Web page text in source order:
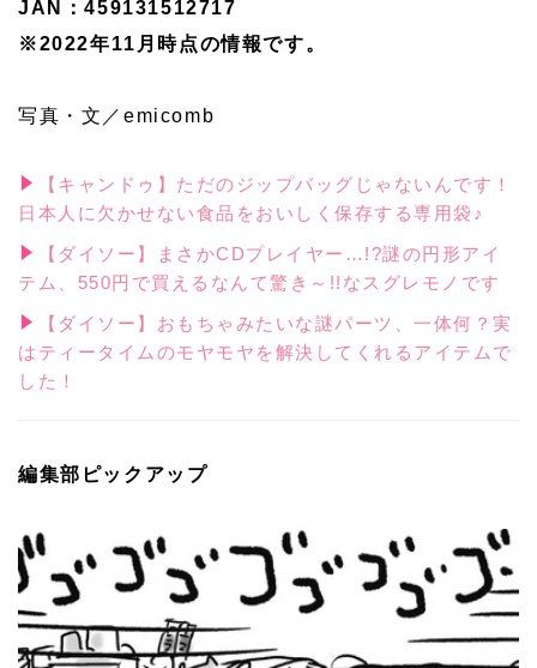
JAN：459131512717
※2022年11月時点の情報です。
写真・文／emicomb
【キャンドゥ】ただのジップバッグじゃないんです！
日本人に欠かせない食品をおいしく保存する専用袋♪
【ダイソー】まさかCDプレイヤー…!?謎の円形アイ
テム、550円で買えるなんて驚き～!!なスグレモノです
【ダイソー】おもちゃみたいな謎パーツ、一体何？実
はティータイムのモヤモヤを解決してくれるアイテムで
した！
編集部ピックアップ